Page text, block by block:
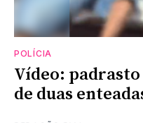
POLÍCIA
Vídeo:
de duas